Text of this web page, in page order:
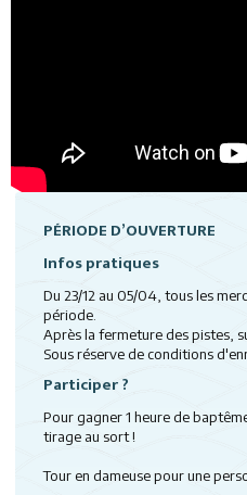
PÉRIODE D’OUVERTURE
Infos pratiques
Du 23/12 au 05/04, tous les
période.
Après la fermeture des pistes,
Sous réserve de conditions
Participer ?
Pour gagner 1 heure de
tirage au sort !
Tour en dameuse pour une